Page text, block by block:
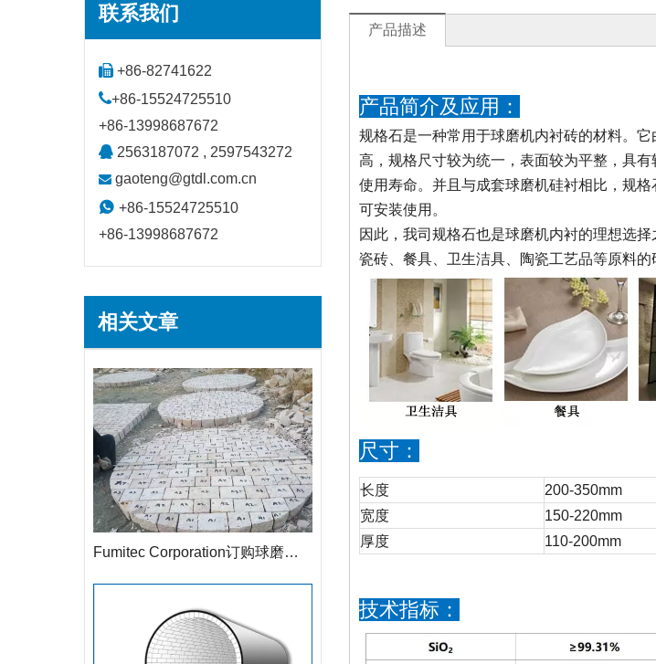
联系我们
 +86-82741622
+86-15524725510
+86-13998687672
 2563187072 , 2597543272
 gaoteng@gtdl.com.cn
 +86-15524725510
+86-13998687672
相关文章
Fumitec Corporation订购球磨机高硅内衬砖
产品描述
产品简介及应用：
规格石是一种常用于球磨机内衬砖的材料。
高，规格尺寸较为统一，表面较为平整，具
使用寿命。并且与成套球磨机硅衬相比，规
可安装使用。
因此，我司规格石也是球磨机内衬的理想选
瓷砖、餐具、卫生洁具、陶瓷工艺品等原料
尺寸：
长度
200-350mm
宽度
150-220mm
厚度
110-200mm
技术指标：